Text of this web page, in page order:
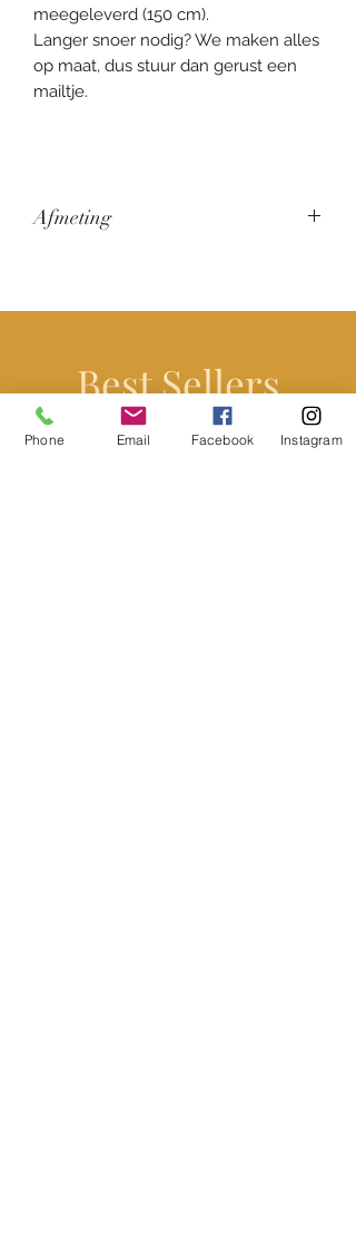
meegeleverd (150 cm).
Langer snoer nodig? We maken alles
op maat, dus stuur dan gerust een
mailtje.
Afmeting
Best Sellers
Phone Email Facebook Instagram